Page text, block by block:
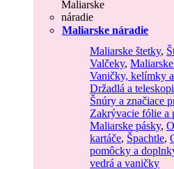
Maliarske náradie
Maliarske štetky,
Valčeky,
Vaničky, kelímky
Držadlá a
Šnúry a značiace
Zakrývacie fólie a
Maliarske pásky,
kartáče, Špachtle,
pomôcky a
vedrá a vaničky